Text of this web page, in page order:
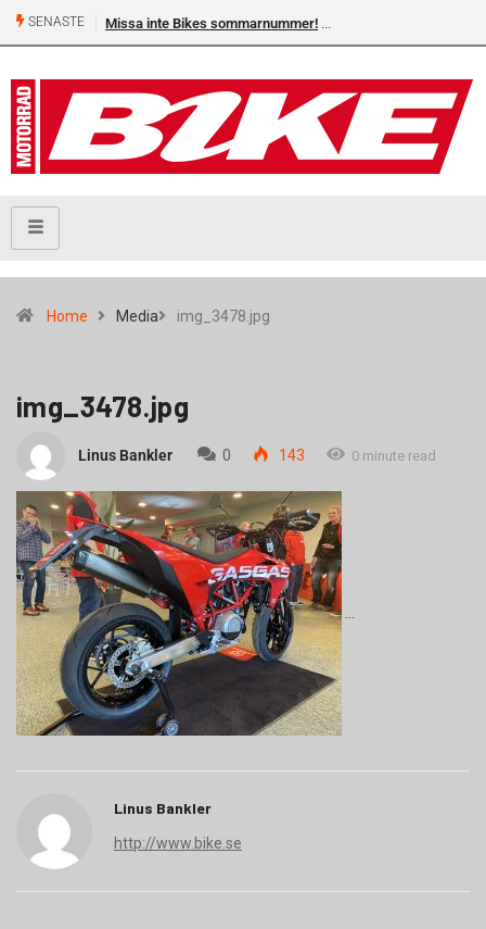
SENASTE Missa inte Bikes sommarnummer!
Home Media img_3478.jpg
img_3478.jpg
Linus Bankler 0 143 0 minute read
Linus Bankler
http://www.bike.se